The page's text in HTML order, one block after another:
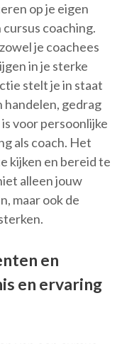
op je eigen
coaching.
je coachees
in je sterke
stelt je in staat
handelen, gedrag
voor persoonlijke
als coach. Het
kijken en bereid te
alleen jouw
maar ook de
en
en ervaring